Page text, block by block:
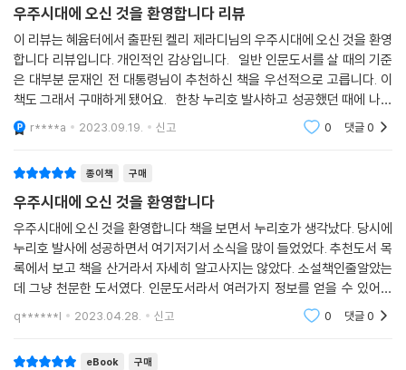
학자, 관광객 모두에게 우주여행의 길이 열리고 있는 것이다. 초기 탑승권
은 누군가에게는 말도 안 될 만큼 비싸겠지만 결국에는 일반 대중이 비행
할 수 있는 기회를 누리게 될 것이다 _본문 중에서
우주의 문턱을 낮추는 일은 계속된다
저자는 준궤도 우주 관광의 시대가 본격화 되면 세계 경제와 사회는 다시
한번 크게 탈바꿈을 할 것이라고 예상한다. 비행기술의 발달로 전 세계가
엄청난 변화를 겪었듯 그보다 훨씬 더 놀라운 경험을 선사할 것이라고 주
장한다. 더불어 앞으로 우주 시대의 주인공은 과학자 집단이 아닌 우리 대
중이며 인류의 거대한 도약이 이뤄지기 위해서는 모두가 우주를 향한 참여
를 유도해 같은 기회를 누릴 수 있도록 해야한다고 강조한다. 우리나라도
우주에 대한 인식을 전환해 진짜로 우주관광의 시대를 넘어 제 2의 정착지
가 될 수 있기를 꿈꿔본다.
비행사인 그는 매일 전 세계 인류에게 우주 소식을 실어나르고 있다. 이 책
우주시대에 오신 것을 환영합니다 리뷰
이 리뷰는 혜윰터에서 출판된 켈리 제라디님의 우주시대에 오신 것을 환영
합니다 리뷰입니다. 개인적인 감상입니다. 일반 인문도서를 살 때의 기준
은 대부분 문재인 전 대통령님이 추천하신 책을 우선적으로 고릅니다. 이
책도 그래서 구매하게 됐어요. 한창 누리호 발사하고 성공했던 때에 나왔
던 책이어서 더 재밌게 읽었던거 같아요 우주는 전혀 모르는 문과지만 우
주에 대
r****a 2023.09.19. 신고 0 댓글0
종이책 구매
우주시대에 오신 것을 환영합니다
우주시대에 오신 것을 환영합니다 책을 보면서 누리호가 생각났다. 당시에
누리호 발사에 성공하면서 여기저기서 소식을 많이 들었었다. 추천도서 목
록에서 보고 책을 산거라서 자세히 알고사지는 않았다. 소설책인줄알았는
데 그냥 천문한 도서였다. 인문도서라서 여러가지 정보를 얻을 수 있어서
재미가 있다. 이런 책이 잘 맞는것같다.
q******l 2023.04.28. 신고 0 댓글0
eBook 구매